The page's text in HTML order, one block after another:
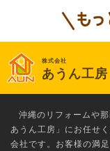
株式会社
あうん工房
沖縄のリフォームや
あうん工房」にお任せ
会社です。お客様の満